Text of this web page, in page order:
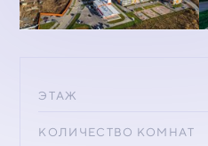
ЭТАЖ
КОЛИЧЕСТВО КОМНАТ